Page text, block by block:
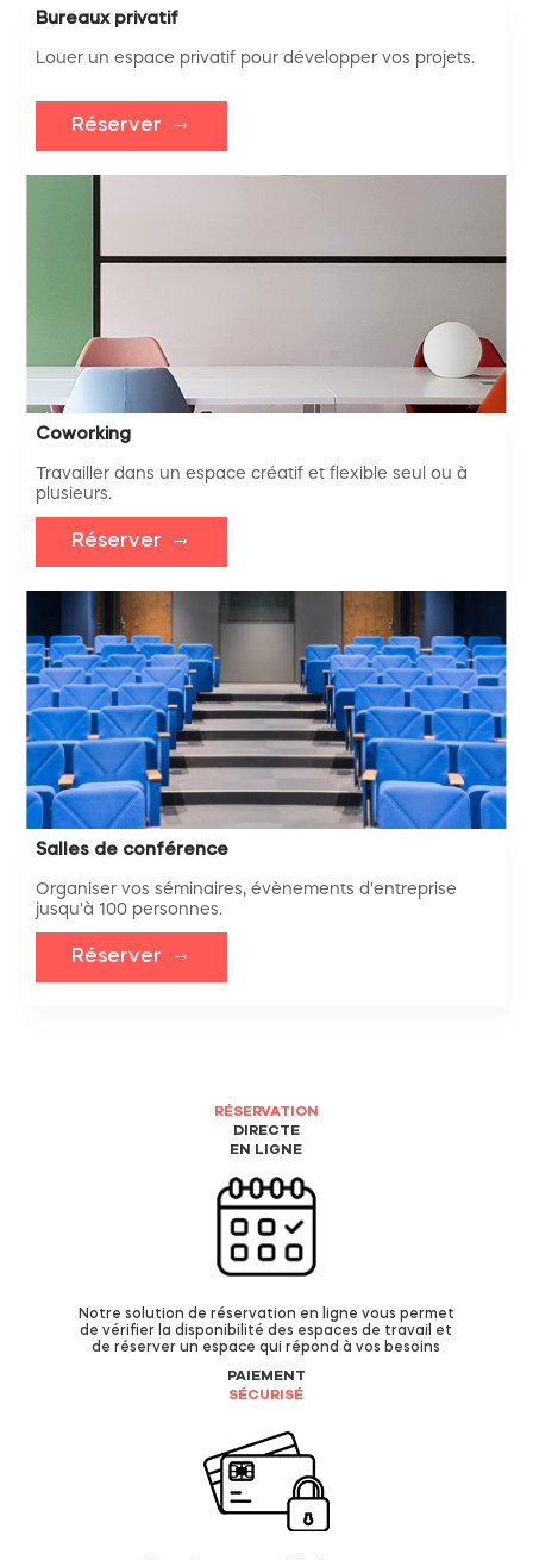
Bureaux privatif
Louer un espace privatif pour développer vos projets.
Réserver
Coworking
Travailler dans un espace créatif et flexible seul ou à
plusieurs.
Réserver
Salles de conférence
Organiser vos séminaires, évènements d'entreprise
jusqu'à 100 personnes.
Réserver
RÉSERVATION
DIRECTE
EN LIGNE
Notre solution de réservation en ligne vous permet
de vérifier la disponibilité des espaces de travail et
de réserver un espace qui répond à vos besoins
PAIEMENT
SÉCURISÉ